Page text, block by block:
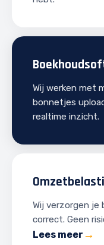
Wij werken met
bonnetjes
realtime inzicht.
Wij verzorgen
correct. Geen
Lees meer